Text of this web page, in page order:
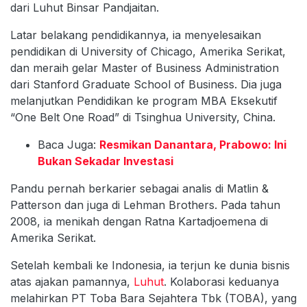
dari Luhut Binsar Pandjaitan.
Latar belakang pendidikannya, ia menyelesaikan
pendidikan di University of Chicago, Amerika Serikat,
dan meraih gelar Master of Business Administration
dari Stanford Graduate School of Business. Dia juga
melanjutkan Pendidikan ke program MBA Eksekutif
“One Belt One Road” di Tsinghua University, China.
Baca Juga: Resmikan Danantara, Prabowo: Ini
Bukan Sekadar Investasi
Pandu pernah berkarier sebagai analis di Matlin &
Patterson dan juga di Lehman Brothers. Pada tahun
2008, ia menikah dengan Ratna Kartadjoemena di
Amerika Serikat.
Setelah kembali ke Indonesia, ia terjun ke dunia bisnis
atas ajakan pamannya, Luhut. Kolaborasi keduanya
melahirkan PT Toba Bara Sejahtera Tbk (TOBA), yang